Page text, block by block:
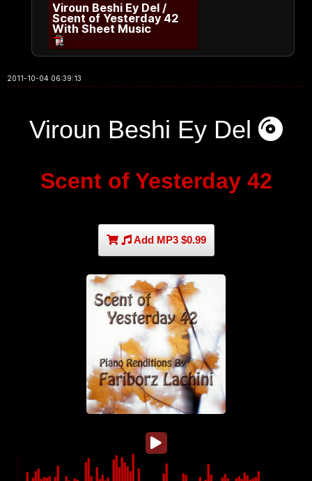
Viroun Beshi Ey Del /
Scent of Yesterday 42
With Sheet Music
2011-10-04 06:39:13
Viroun Beshi Ey Del
Scent of Yesterday 42
Add MP3 $0.99